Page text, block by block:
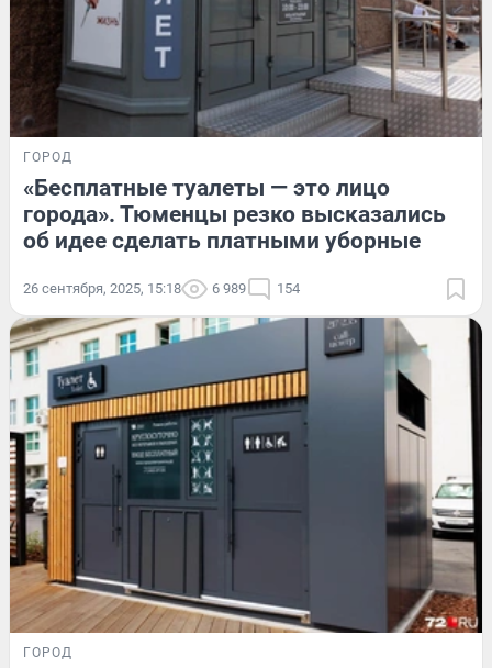
ГОРОД
«Бесплатные туалеты — это лицо
города». Тюменцы резко высказались
об идее сделать платными уборные
26 сентября, 2025, 15:18 6 989 154
ГОРОД